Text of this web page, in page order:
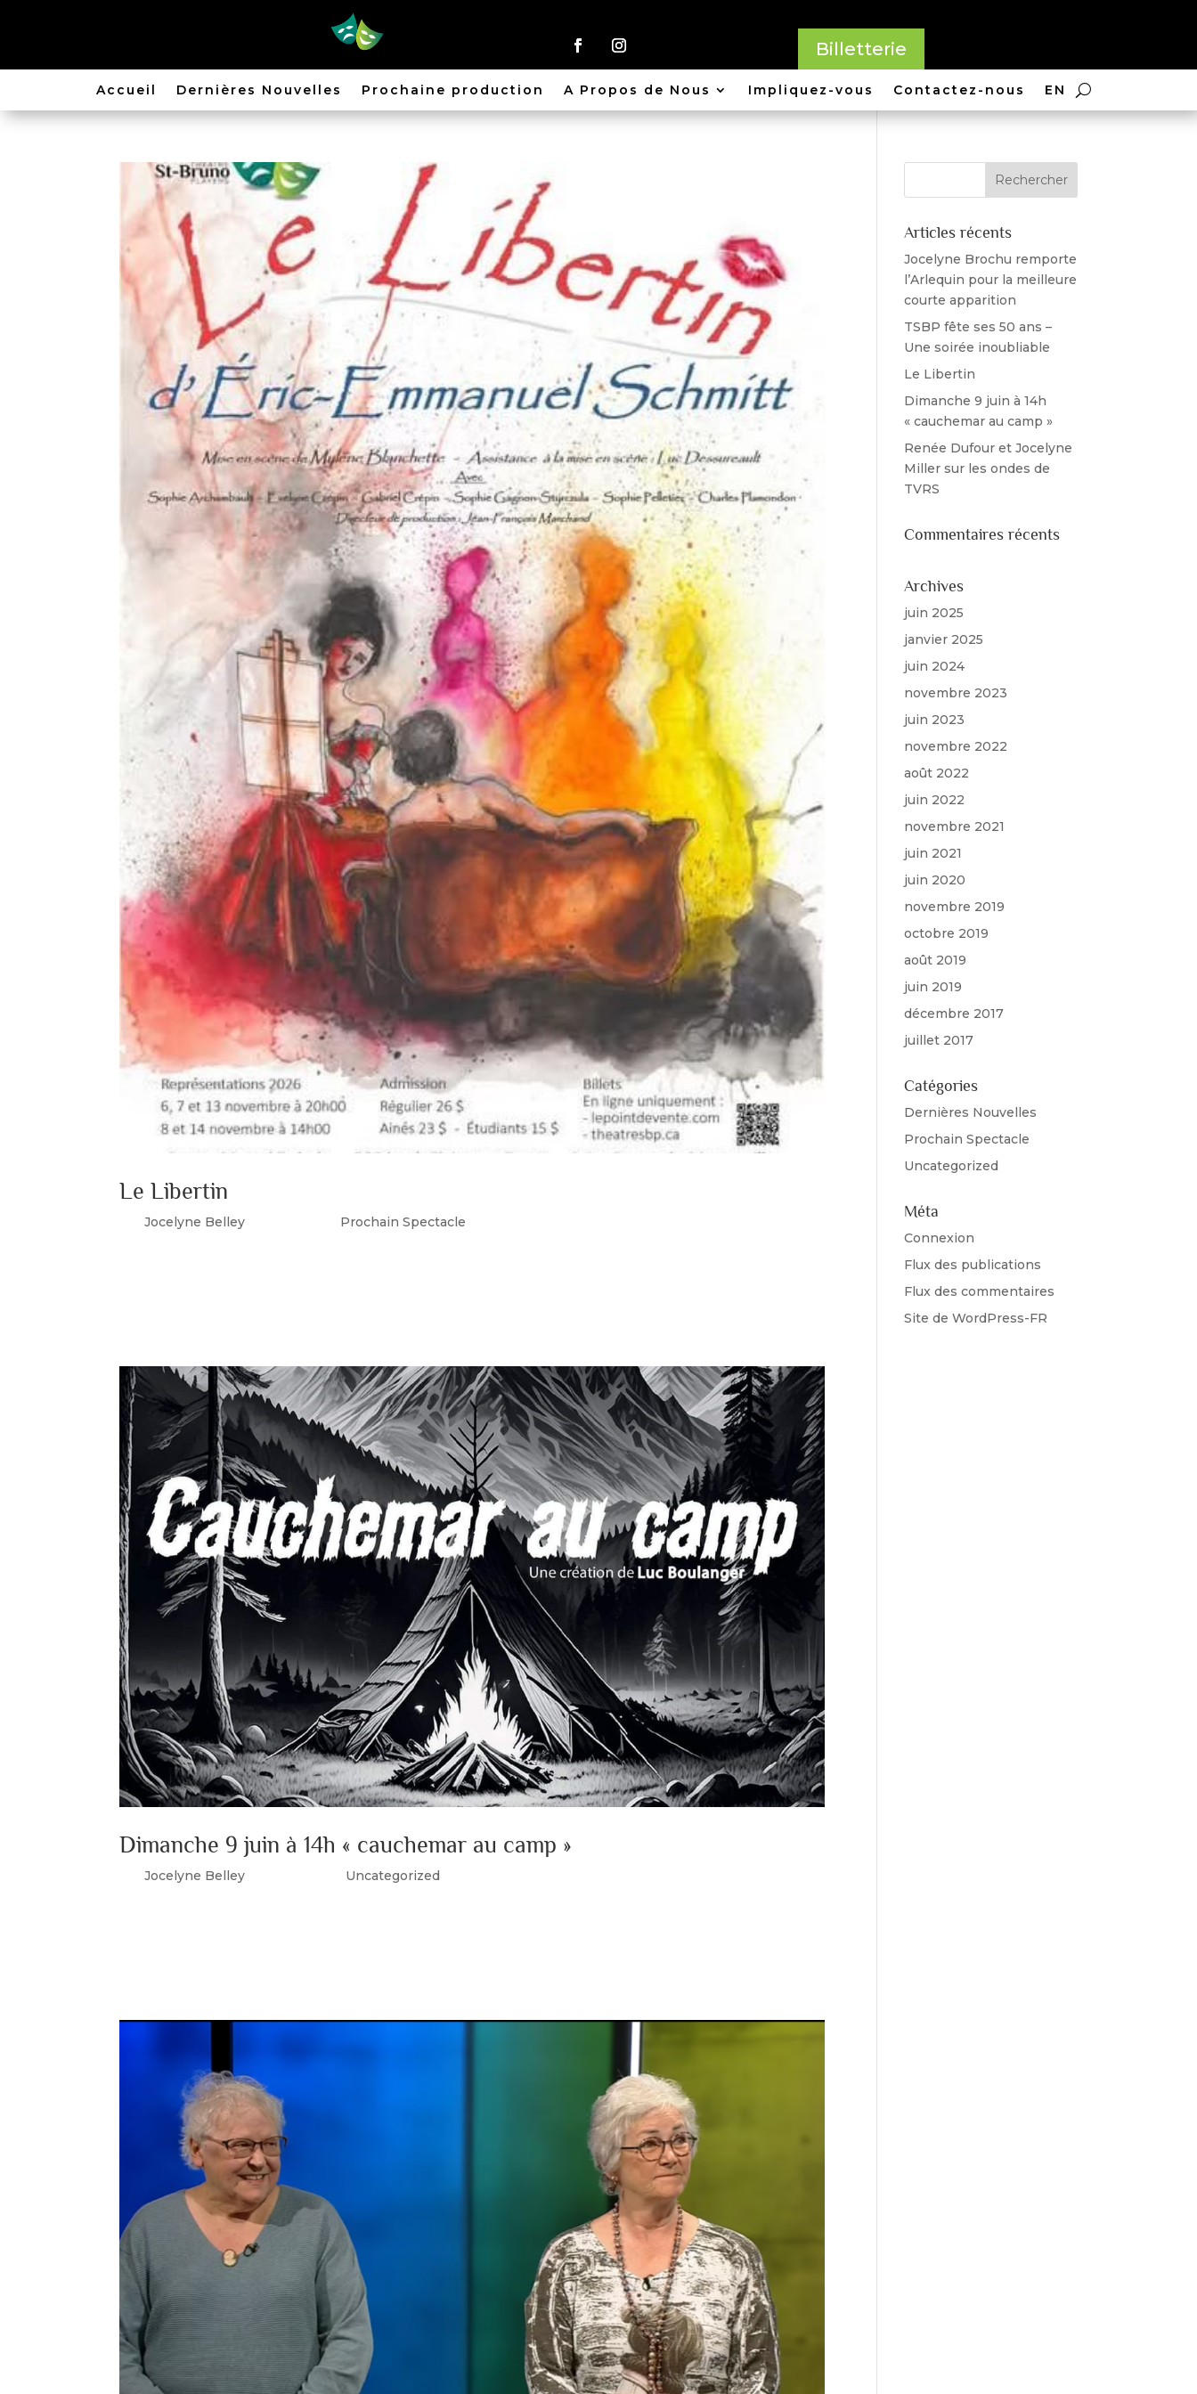
Billetterie
Accueil Dernières Nouvelles Prochaine production A Propos de Nous Impliquez-vous Contactez-nous EN
Le Libertin
parJocelyne Belley Prochain Spectacle
Dimanche 9 juin à 14h « cauchemar au camp »
parJocelyne Belley Uncategorized
Articles récents
Jocelyne Brochu remporte
l’Arlequin pour la meilleure
courte apparition
TSBP fête ses 50 ans –
Une soirée inoubliable
Le Libertin
Dimanche 9 juin à 14h
« cauchemar au camp »
Renée Dufour et Jocelyne
Miller sur les ondes de
TVRS
Commentaires récents
Archives
juin 2025
janvier 2025
juin 2024
novembre 2023
juin 2023
novembre 2022
août 2022
juin 2022
novembre 2021
juin 2021
juin 2020
novembre 2019
octobre 2019
août 2019
juin 2019
décembre 2017
juillet 2017
Catégories
Dernières Nouvelles
Prochain Spectacle
Uncategorized
Méta
Connexion
Flux des publications
Flux des commentaires
Site de WordPress-FR